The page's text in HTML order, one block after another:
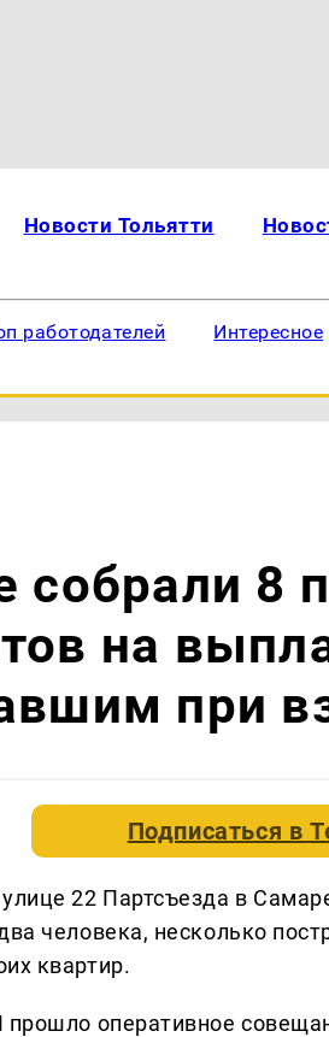
Новости Тольятти
работодателей Интересное
собрали 8
на
при
Подписаться в
22 Партсъезда в
человека, несколько
квартир.
оперативное